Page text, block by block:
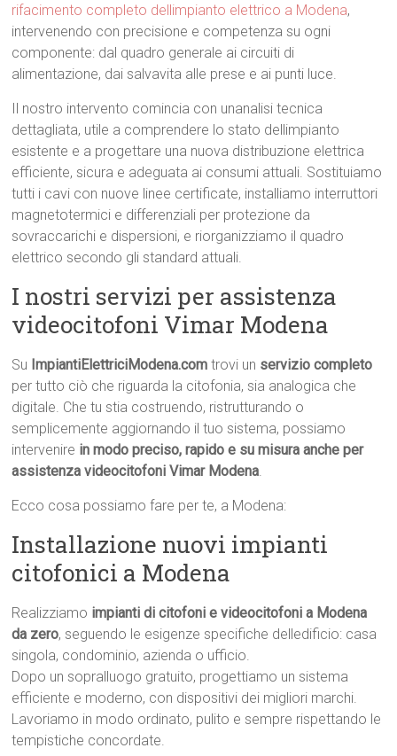
rifacimento completo dellimpianto elettrico a Modena,
intervenendo con precisione e competenza su ogni
componente: dal quadro generale ai circuiti di
alimentazione, dai salvavita alle prese e ai punti luce.
Il nostro intervento comincia con unanalisi tecnica
dettagliata, utile a comprendere lo stato dellimpianto
esistente e a progettare una nuova distribuzione elettrica
efficiente, sicura e adeguata ai consumi attuali. Sostituiamo
tutti i cavi con nuove linee certificate, installiamo interruttori
magnetotermici e differenziali per protezione da
sovraccarichi e dispersioni, e riorganizziamo il quadro
elettrico secondo gli standard attuali.
I nostri servizi per assistenza
videocitofoni Vimar Modena
Su ImpiantiElettriciModena.com trovi un servizio completo
per tutto ciò che riguarda la citofonia, sia analogica che
digitale. Che tu stia costruendo, ristrutturando o
semplicemente aggiornando il tuo sistema, possiamo
intervenire in modo preciso, rapido e su misura anche per
assistenza videocitofoni Vimar Modena.
Ecco cosa possiamo fare per te, a Modena:
Installazione nuovi impianti
citofonici a Modena
Realizziamo impianti di citofoni e videocitofoni a Modena
da zero, seguendo le esigenze specifiche delledificio: casa
singola, condominio, azienda o ufficio.
Dopo un sopralluogo gratuito, progettiamo un sistema
efficiente e moderno, con dispositivi dei migliori marchi.
Lavoriamo in modo ordinato, pulito e sempre rispettando le
tempistiche concordate.